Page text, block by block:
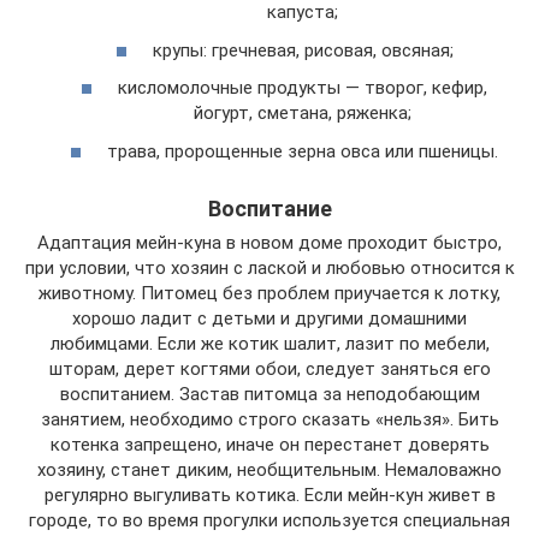
капуста;
крупы: гречневая, рисовая, овсяная;
кисломолочные продукты — творог, кефир,
йогурт, сметана, ряженка;
трава, пророщенные зерна овса или пшеницы.
Воспитание
Адаптация мейн-куна в новом доме проходит быстро,
при условии, что хозяин с лаской и любовью относится к
животному. Питомец без проблем приучается к лотку,
хорошо ладит с детьми и другими домашними
любимцами. Если же котик шалит, лазит по мебели,
шторам, дерет когтями обои, следует заняться его
воспитанием. Застав питомца за неподобающим
занятием, необходимо строго сказать «нельзя». Бить
котенка запрещено, иначе он перестанет доверять
хозяину, станет диким, необщительным. Немаловажно
регулярно выгуливать котика. Если мейн-кун живет в
городе, то во время прогулки используется специальная